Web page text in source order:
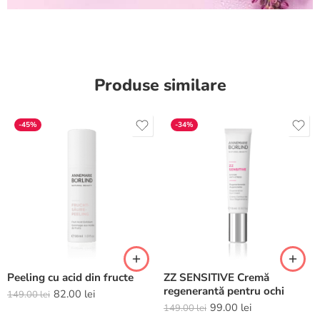
Produse similare
-45%
Peeling cu acid din fructe
149.00lei 82.00 lei
-34%
ZZ SENSITIVE Cremă
regenerantă pentru ochi
149.00lei 99.00 lei